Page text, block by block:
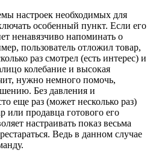
настроек необходимых для
особенный пункт. Если его
ненавязчиво напоминать о
пользователь отложил товар,
раз смотрел (есть интерес) и
колебание и высокая
нужно немного помочь,
Без давления и
еще раз (может несколько раз)
или продавца готового его
настраивать показ весьма
Ведь в данном случае